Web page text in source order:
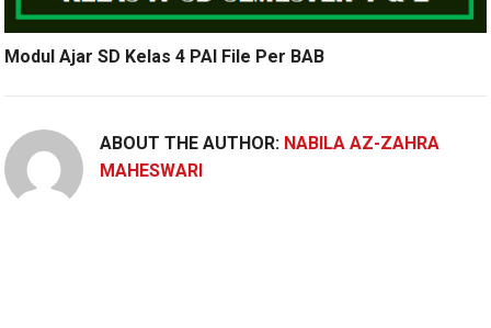
Modul Ajar SD Kelas 4 PAI File Per BAB
ABOUT THE AUTHOR: NABILA AZ-ZAHRA
MAHESWARI